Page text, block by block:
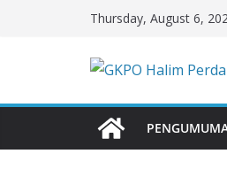
Thursday, August 6,